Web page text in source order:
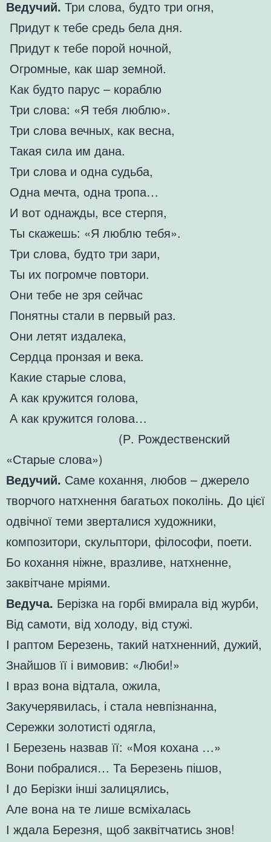
Ведучий. Три слова, будто три огня,
Придут к тебе средь бела дня.
Придут к тебе порой ночной,
Огромные, как шар земной.
Как будто парус – кораблю
Три слова: «Я тебя люблю».
Три слова вечных, как весна,
Такая сила им дана.
Три слова и одна судьба,
Одна мечта, одна тропа…
И вот однажды, все стерпя,
Ты скажешь: «Я люблю тебя».
Три слова, будто три зари,
Ты их погромче повтори.
Они тебе не зря сейчас
Понятны стали в первый раз.
Они летят издалека,
Сердца пронзая и века.
Какие старые слова,
А как кружится голова,
А как кружится голова…
(Р. Рождественский
«Старые слова»)
Ведучий. Саме кохання, любов – джерело
творчого натхнення багатьох поколінь. До цієї
одвічної теми зверталися художники,
композитори, скульптори, філософи, поети.
Бо кохання ніжне, вразливе, натхненне,
заквітчане мріями.
Ведуча. Берізка на горбі вмирала від журби,
Від самоти, від холоду, від стужі.
І раптом Березень, такий натхненний, дужий,
Знайшов її і вимовив: «Люби!»
І враз вона відтала, ожила,
Закучерявилась, і стала невпізнанна,
Сережки золотисті одягла,
І Березень назвав її: «Моя кохана …»
Вони побралися… Та Березень пішов,
І до Берізки інші залицялись,
Але вона на те лише всміхалась
І ждала Березня, щоб заквітчатись знов!